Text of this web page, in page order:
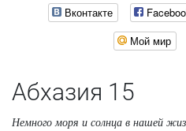
Вконтакте
Мой мир
Абхазия 15
Немного моря и солнца в нашей